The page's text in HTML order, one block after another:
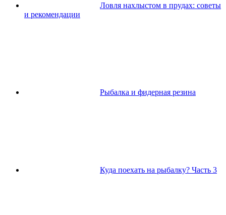
Ловля нахлыстом в прудах: советы
и рекомендации
Рыбалка и фидерная резина
Куда поехать на рыбалку? Часть 3